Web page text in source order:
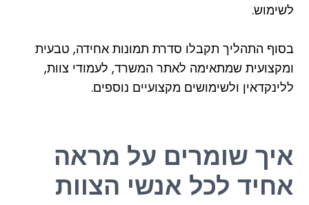
לשימוש.
בסוף התהליך תקבלו סדרת תמונות אחידה, טבעית
ומקצועית שמתאימה לאתר המשרד, לעמודי צוות,
ללינקדאין ולשימושים מקצועיים נוספים.
איך שומרים על מראה
אחיד לכל אנשי הצוות